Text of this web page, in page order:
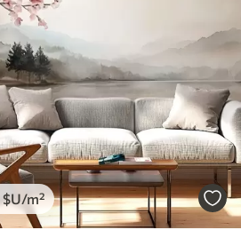
$U/m²